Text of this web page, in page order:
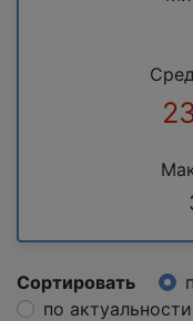
Сортировать
по актуальности